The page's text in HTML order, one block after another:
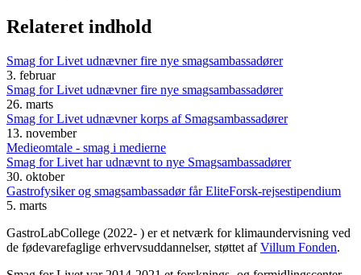
Relateret indhold
Smag for Livet udnævner fire nye smagsambassadører
3. februar
Smag for Livet udnævner fire nye smagsambassadører
26. marts
Smag for Livet udnævner korps af Smagsambassadører
13. november
Medieomtale - smag i medierne
Smag for Livet har udnævnt to nye Smagsambassadører
30. oktober
Gastrofysiker og smagsambassadør får EliteForsk-rejsestipendium
5. marts
GastroLabCollege (2022- ) er et netværk for klimaundervisning ved
de fødevarefaglige erhvervsuddannelser, støttet afVillum Fonden.